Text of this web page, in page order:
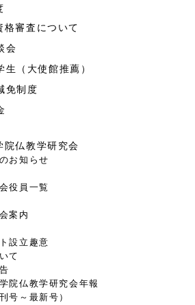
格審査について
会
生（大使館推薦）
免制度
院仏教学研究会
お知らせ
役員一覧
案内
設立趣意
て
院仏教学研究会年報
号～最新号）